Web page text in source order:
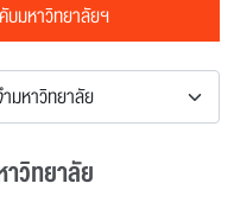
บมหาวิทยาลัยฯ
มหาวิทยาลัย
วิทยาลัย